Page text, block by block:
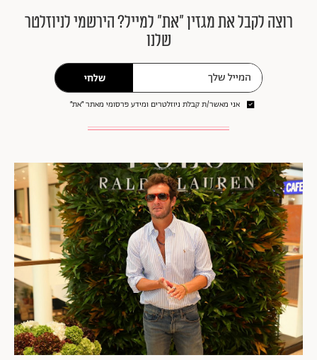
רוצה לקבל את מגזין ״את״ למייל? הירשמי לניוזלטר
שלנו
שלחי
אני מאשר/ת קבלת ניוזלטרים ומידע פרסומי מאתר ״את״